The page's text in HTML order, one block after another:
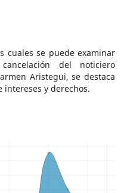
cuales se puede examinar
del noticiero
Aristegui, se destaca
y derechos.